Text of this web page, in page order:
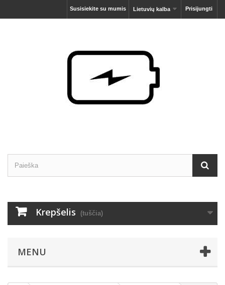
Prisijungti
Lietuvių kalba
Susisiekite su mumis
Krepšelis (tuščia)
MENU